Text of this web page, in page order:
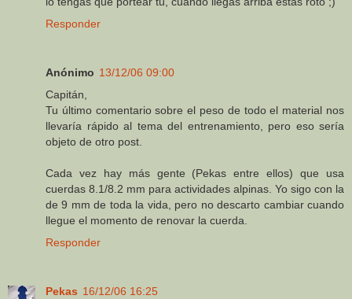
Responder
Anónimo 13/12/06 09:00
Capitán,
Tu último comentario sobre el peso de todo el material nos
llevaría rápido al tema del entrenamiento, pero eso sería
objeto de otro post.
Cada vez hay más gente (Pekas entre ellos) que usa
cuerdas 8.1/8.2 mm para actividades alpinas. Yo sigo con la
de 9 mm de toda la vida, pero no descarto cambiar cuando
llegue el momento de renovar la cuerda.
Responder
Pekas 16/12/06 16:25